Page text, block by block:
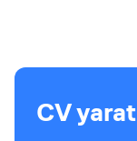
CV yarat